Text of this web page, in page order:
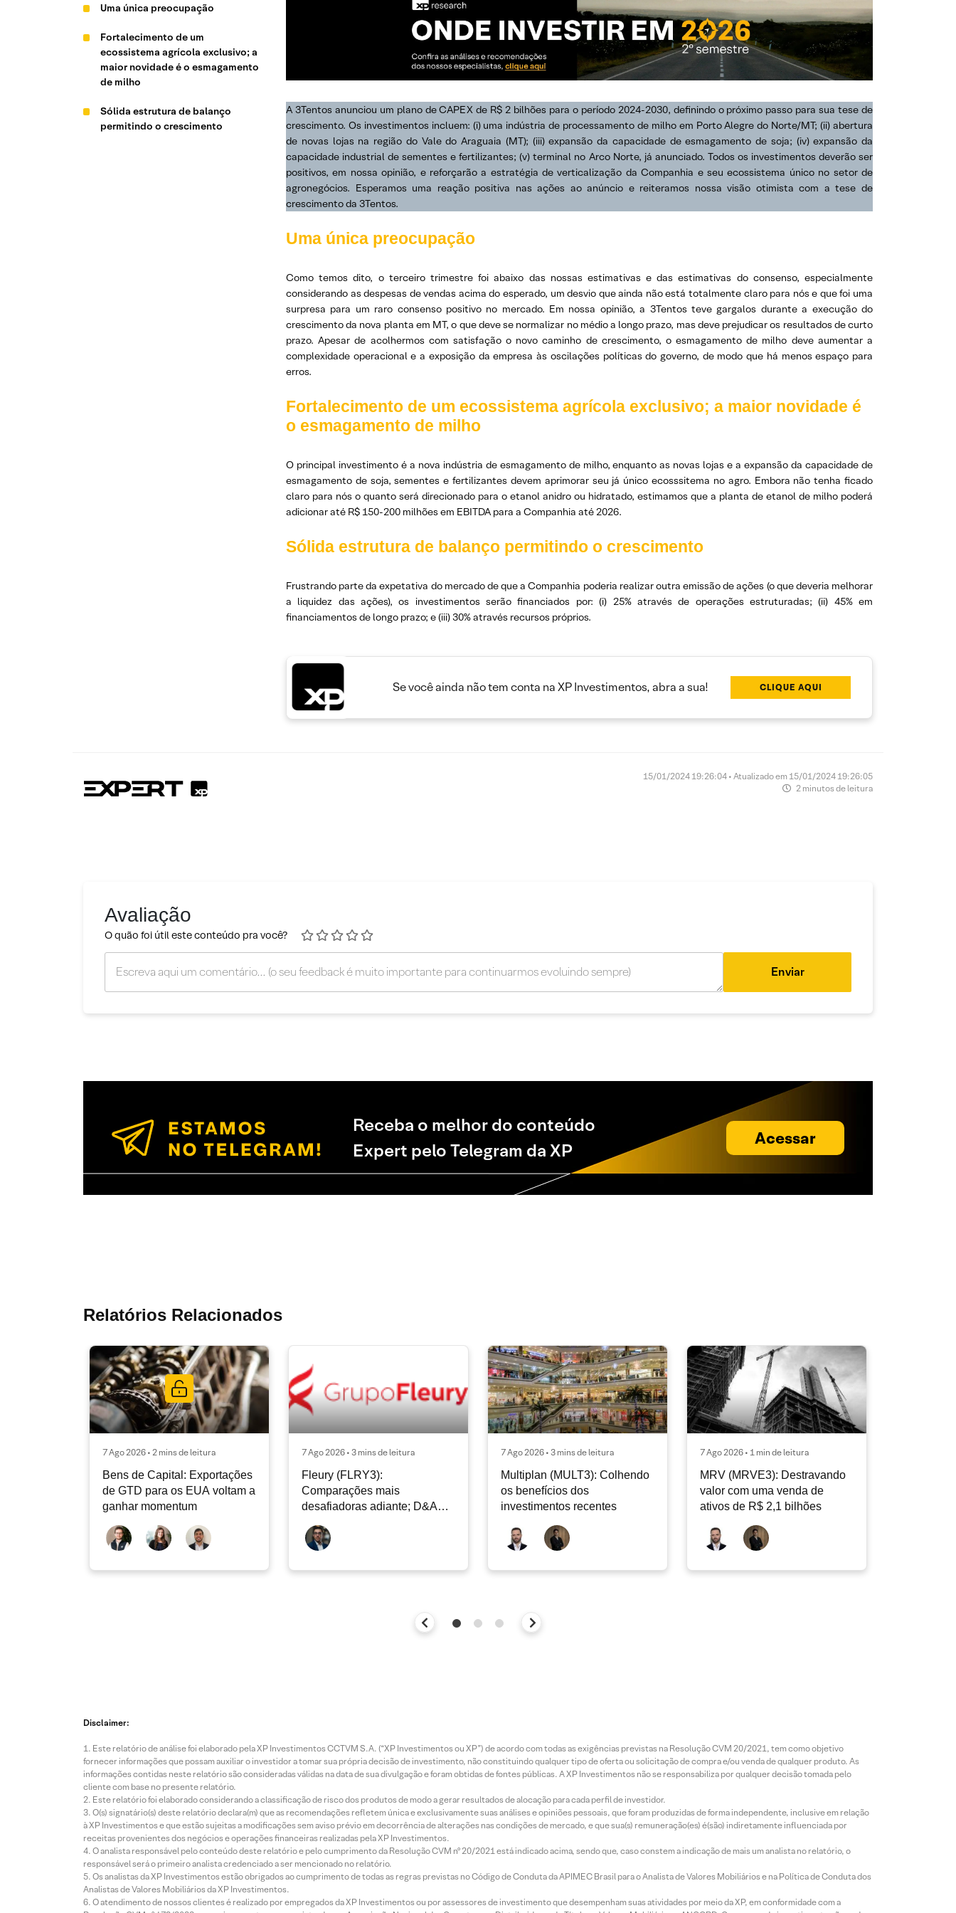
Uma única preocupação
Fortalecimento de um
ecossistema agrícola exclusivo; a
maior novidade é o esmagamento
de milho
Sólida estrutura de balanço
permitindo o crescimento
A 3Tentos anunciou um plano de CAPEX de R$ 2 bilhões para o período 2024-2030, definindo o próximo passo para sua tese de
crescimento. Os investimentos incluem: (i) uma indústria de processamento de milho em Porto Alegre do Norte/MT; (ii) abertura
de novas lojas na região do Vale do Araguaia (MT); (iii) expansão da capacidade de esmagamento de soja; (iv) expansão da
capacidade industrial de sementes e fertilizantes; (v) terminal no Arco Norte, já anunciado. Todos os investimentos deverão ser
positivos, em nossa opinião, e reforçarão a estratégia de verticalização da Companhia e seu ecossistema único no setor de
agronegócios. Esperamos uma reação positiva nas ações ao anúncio e reiteramos nossa visão otimista com a tese de
crescimento da 3Tentos.
Uma única preocupação
Como temos dito, o terceiro trimestre foi abaixo das nossas estimativas e das estimativas do consenso, especialmente
considerando as despesas de vendas acima do esperado, um desvio que ainda não está totalmente claro para nós e que foi uma
surpresa para um raro consenso positivo no mercado. Em nossa opinião, a 3Tentos teve gargalos durante a execução do
crescimento da nova planta em MT, o que deve se normalizar no médio a longo prazo, mas deve prejudicar os resultados de curto
prazo. Apesar de acolhermos com satisfação o novo caminho de crescimento, o esmagamento de milho deve aumentar a
complexidade operacional e a exposição da empresa às oscilações políticas do governo, de modo que há menos espaço para
erros.
Fortalecimento de um ecossistema agrícola exclusivo; a maior novidade é
o esmagamento de milho
O principal investimento é a nova indústria de esmagamento de milho, enquanto as novas lojas e a expansão da capacidade de
esmagamento de soja, sementes e fertilizantes devem aprimorar seu já único ecosssitema no agro. Embora não tenha ficado
claro para nós o quanto será direcionado para o etanol anidro ou hidratado, estimamos que a planta de etanol de milho poderá
adicionar até R$ 150-200 milhões em EBITDA para a Companhia até 2026.
Sólida estrutura de balanço permitindo o crescimento
Frustrando parte da expetativa do mercado de que a Companhia poderia realizar outra emissão de ações (o que deveria melhorar
a liquidez das ações), os investimentos serão financiados por: (i) 25% através de operações estruturadas; (ii) 45% em
financiamentos de longo prazo; e (iii) 30% através recursos próprios.
Se você ainda não tem conta na XP Investimentos, abra a sua! CLIQUE AQUI
15/01/2024 19:26:04 • Atualizado em 15/01/2024 19:26:05
2 minutos de leitura
Avaliação
O quão foi útil este conteúdo pra você?
Enviar
Receba o melhor do conteúdo
Expert pelo Telegram da XP
Acessar
Relatórios Relacionados
7 Ago 2026 • 2 mins de leitura
Bens de Capital: Exportações
de GTD para os EUA voltam a
ganhar momentum
7 Ago 2026 • 3 mins de leitura
Fleury (FLRY3):
Comparações mais
desafiadoras adiante; D&A
atuais
7 Ago 2026 • 3 mins de leitura
Multiplan (MULT3): Colhendo
os benefícios dos
investimentos recentes
7 Ago 2026 • 1 min de leitura
MRV (MRVE3): Destravando
valor com uma venda de
ativos de R$ 2,1 bilhões
Disclaimer:
Este relatório de análise foi elaborado pela XP Investimentos CCTVM S.A. (“XP Investimentos ou XP”) de acordo com todas as exigências previstas na Resolução CVM 20/2021, tem como objetivo
fornecer informações que possam auxiliar o investidor a tomar sua própria decisão de investimento, não constituindo qualquer tipo de oferta ou solicitação de compra e/ou venda de qualquer produto. As
informações contidas neste relatório são consideradas válidas na data de sua divulgação e foram obtidas de fontes públicas. A XP Investimentos não se responsabiliza por qualquer decisão tomada pelo
cliente com base no presente relatório.
Este relatório foi elaborado considerando a classificação de risco dos produtos de modo a gerar resultados de alocação para cada perfil de investidor.
O(s) signatário(s) deste relatório declara(m) que as recomendações refletem única e exclusivamente suas análises e opiniões pessoais, que foram produzidas de forma independente, inclusive em relação
à XP Investimentos e que estão sujeitas a modificações sem aviso prévio em decorrência de alterações nas condições de mercado, e que sua(s) remuneração(es) é(são) indiretamente influenciada por
receitas provenientes dos negócios e operações financeiras realizadas pela XP Investimentos.
O analista responsável pelo conteúdo deste relatório e pelo cumprimento da Resolução CVM nº 20/2021 está indicado acima, sendo que, caso constem a indicação de mais um analista no relatório, o
responsável será o primeiro analista credenciado a ser mencionado no relatório.
Os analistas da XP Investimentos estão obrigados ao cumprimento de todas as regras previstas no Código de Conduta da APIMEC Brasil para o Analista de Valores Mobiliários e na Política de Conduta dos
Analistas de Valores Mobiliários da XP Investimentos.
O atendimento de nossos clientes é realizado por empregados da XP Investimentos ou por assessores de investimento que desempenham suas atividades por meio da XP, em conformidade com a